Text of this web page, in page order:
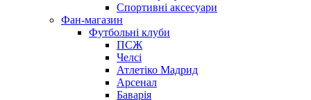
Спортивні аксесуари
Фан-магазин
Футбольні клуби
ПСЖ
Челсі
Атлетіко Мадрид
Арсенал
Баварія